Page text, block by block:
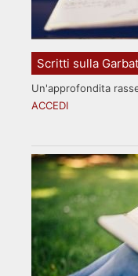
Scritti sulla
Un'approfondita
ACCEDI